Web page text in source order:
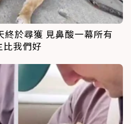
於尋獲 見鼻酸一幕所有
比我們好